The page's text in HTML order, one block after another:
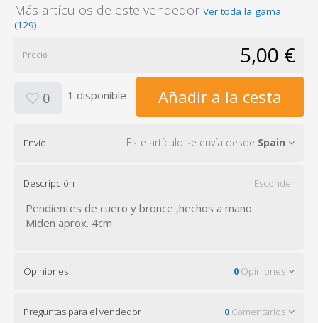
Más artículos de este vendedor Ver toda la gama
(129)
Precio 5,00 €
0 1 disponible Añadir a la cesta
Envío Este artículo se envía desde Spain
Descripción Esconder
Pendientes de cuero y bronce ,hechos a mano.
Miden aprox. 4cm
Opiniones 0 Opiniones
Preguntas para el vendedor 0 Comentarios